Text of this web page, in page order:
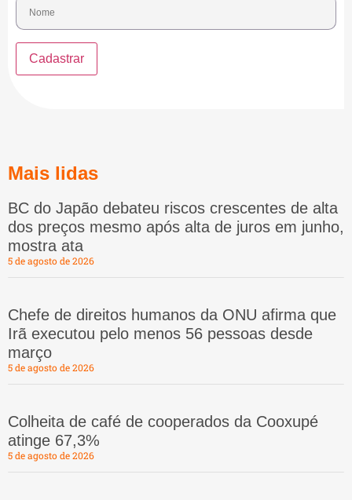
Mais lidas
BC do Japão debateu riscos crescentes de alta
dos preços mesmo após alta de juros em junho,
mostra ata
5 de agosto de 2026
Chefe de direitos humanos da ONU afirma que
Irã executou pelo menos 56 pessoas desde
março
5 de agosto de 2026
Colheita de café de cooperados da Cooxupé
atinge 67,3%
5 de agosto de 2026